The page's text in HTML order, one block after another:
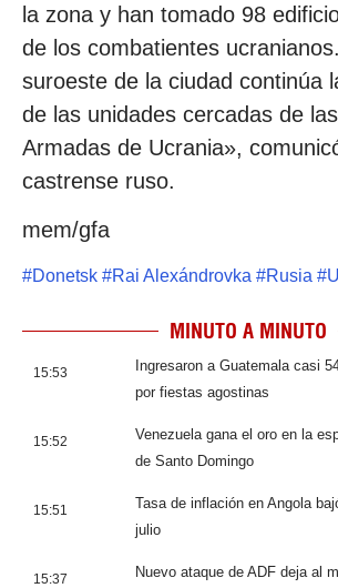
la zona y han tomado 98
de los combatientes
suroeste de la ciudad continúa
de las unidades cercadas de
Armadas de Ucrania»,
castrense ruso.
mem/gfa
#Donetsk #Rai Alexándrovka #Rusia #
MINUTO A MINUTO
15:53
Ingresaron a Guatemala casi
por fiestas agostinas
15:52
Venezuela gana el oro en la
de Santo Domingo
15:51
Tasa de inflación en Angola
julio
15:37
Nuevo ataque de ADF deja al